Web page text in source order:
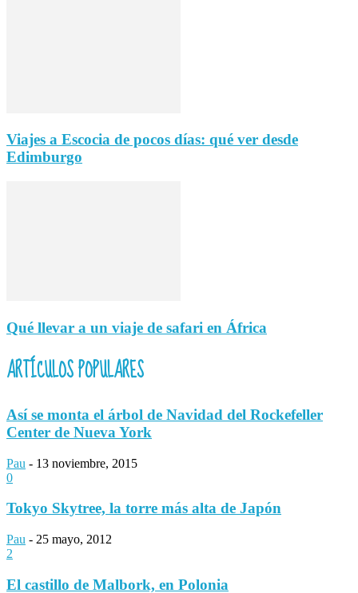
Viajes a Escocia de pocos días: qué ver desde
Edimburgo
Qué llevar a un viaje de safari en África
ARTÍCULOS POPULARES
Así se monta el árbol de Navidad del Rockefeller
Center de Nueva York
Pau - 13 noviembre, 2015
0
Tokyo Skytree, la torre más alta de Japón
Pau - 25 mayo, 2012
2
El castillo de Malbork, en Polonia